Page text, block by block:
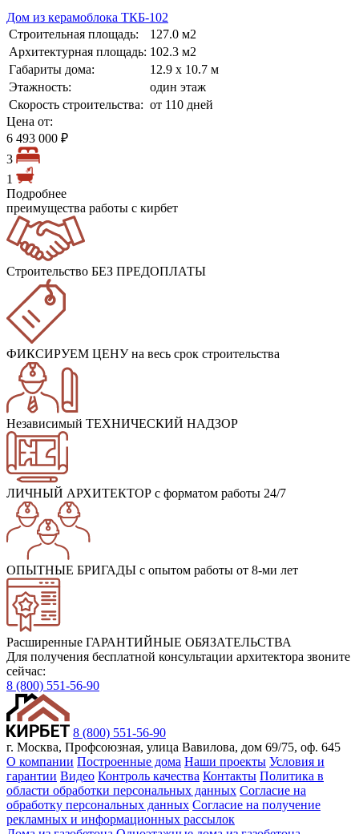
Дом из керамоблока ТКБ-102
Строительная площадь:
127.0 м2
Архитектурная площадь: 102.3 м2
Габариты дома:
12.9 х 10.7 м
Этажность:
один этаж
Скорость строительства: от 110 дней
Цена от:
6 493 000 ₽
3
1
Подробнее
преимущества работы с кирбет
Строительство БЕЗ ПРЕДОПЛАТЫ
ФИКСИРУЕМ ЦЕНУна весь срок строительства
Независимый ТЕХНИЧЕСКИЙ НАДЗОР
ЛИЧНЫЙ АРХИТЕКТОР с форматом работы 24/7
ОПЫТНЫЕ БРИГАДЫ с опытом работы от 8-ми лет
Расширенные ГАРАНТИЙНЫЕ ОБЯЗАТЕЛЬСТВА
Для получения бесплатной консультации архитектора звоните
сейчас:
8 (800) 551-56-90
8 (800) 551-56-90
г. Москва, Профсоюзная, улица Вавилова, дом 69/75, оф. 645
О компании Построенные дома Наши проекты Условия и
гарантии Видео Контроль качества Контакты Политика в
области обработки персональных данных Согласие на
обработку персональных данных Согласие на получение
рекламных и информационных рассылок